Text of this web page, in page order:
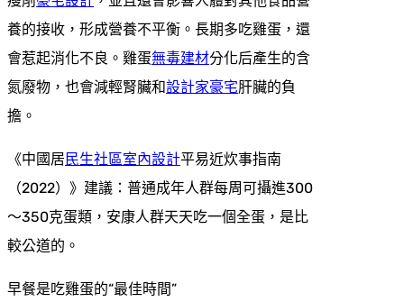
養的接收，形成營養不平衡。長期多吃雞蛋，還
會惹起消化不良。雞蛋無毒建材分化后產生的含
氮廢物，也會減輕腎臟和設計家豪宅肝臟的負
擔。
《中國居 民生社區室內設計平易近炊事指南
（2022）》建議：普通成年人群每周可攝進300
～350克蛋類，安康人群天天吃一個全蛋，是比
較公道的。
早餐是吃雞蛋的“最佳時間”